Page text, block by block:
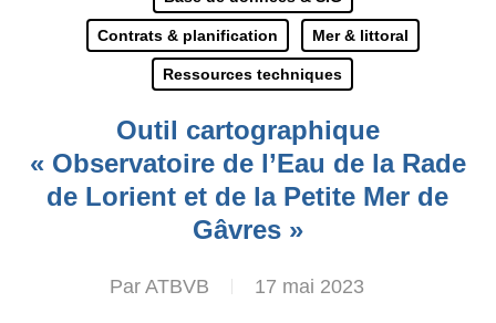
Contrats & planification Mer & littoral
Ressources techniques
Outil cartographique
« Observatoire de l’Eau de la Rade
de Lorient et de la Petite Mer de
Gâvres »
Par ATBVB 17 mai 2023